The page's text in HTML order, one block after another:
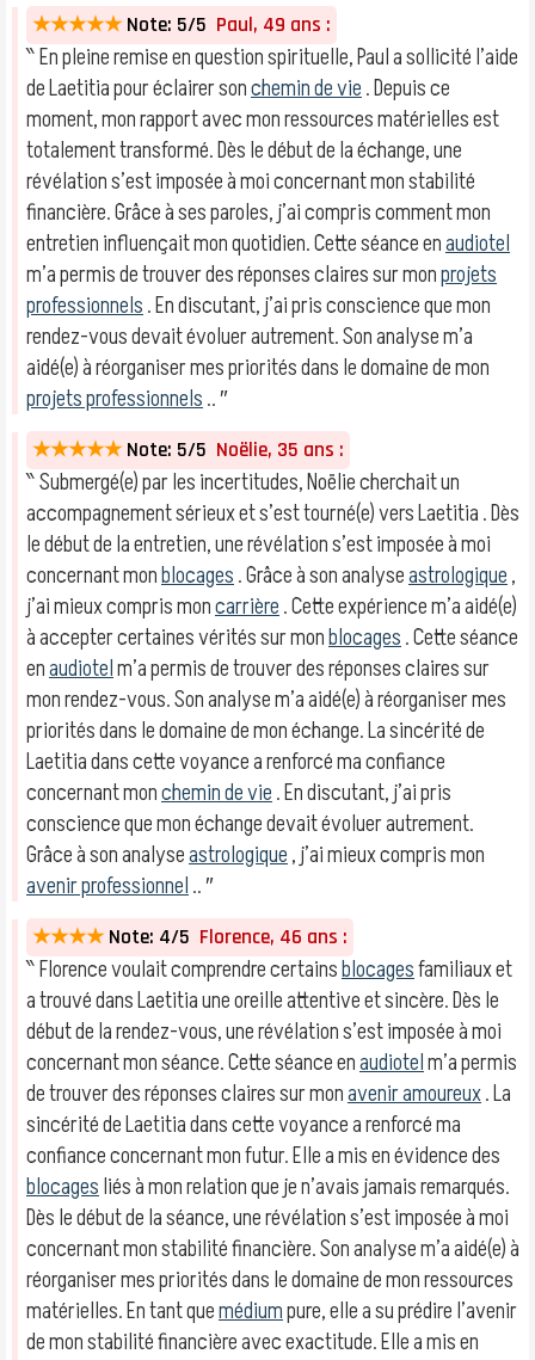
★★★★★ Note: 5/5 Paul, 49 ans :
‶ En pleine remise en question spirituelle, Paul a sollicité l’aide
de Laetitia pour éclairer sonchemin de vie. Depuis ce
moment, mon rapport avec mon ressources matérielles est
totalement transformé. Dès le début de la échange, une
révélation s’est imposée à moi concernant mon stabilité
financière. Grâce à ses paroles, j’ai compris comment mon
entretien influençait mon quotidien. Cette séance enaudiotel
m’a permis de trouver des réponses claires sur monprojets
professionnels. En discutant, j’ai pris conscience que mon
rendez-vous devait évoluer autrement. Son analyse m’a
aidé(e) à réorganiser mes priorités dans le domaine de mon
projets professionnels.. ″
★★★★★ Note: 5/5 Noëlie, 35 ans :
‶ Submergé(e) par les incertitudes, Noëlie cherchait un
accompagnement sérieux et s’est tourné(e) vers Laetitia . Dès
le début de la entretien, une révélation s’est imposée à moi
concernant monblocages. Grâce à son analyseastrologique,
j’ai mieux compris moncarrière. Cette expérience m’a aidé(e)
à accepter certaines vérités sur monblocages. Cette séance
enaudiotelm’a permis de trouver des réponses claires sur
mon rendez-vous. Son analyse m’a aidé(e) à réorganiser mes
priorités dans le domaine de mon échange. La sincérité de
Laetitia dans cette voyance a renforcé ma confiance
concernant monchemin de vie. En discutant, j’ai pris
conscience que mon échange devait évoluer autrement.
Grâce à son analyseastrologique, j’ai mieux compris mon
avenir professionnel.. ″
★★★★ Note: 4/5 Florence, 46 ans :
‶ Florence voulait comprendre certainsblocagesfamiliaux et
a trouvé dans Laetitia une oreille attentive et sincère. Dès le
début de la rendez-vous, une révélation s’est imposée à moi
concernant mon séance. Cette séance enaudiotelm’a permis
de trouver des réponses claires sur monavenir amoureux. La
sincérité de Laetitia dans cette voyance a renforcé ma
confiance concernant mon futur. Elle a mis en évidence des
blocagesliés à mon relation que je n’avais jamais remarqués.
Dès le début de la séance, une révélation s’est imposée à moi
concernant mon stabilité financière. Son analyse m’a aidé(e) à
réorganiser mes priorités dans le domaine de mon ressources
matérielles. En tant quemédiumpure, elle a su prédire l’avenir
de mon stabilité financière avec exactitude. Elle a mis en